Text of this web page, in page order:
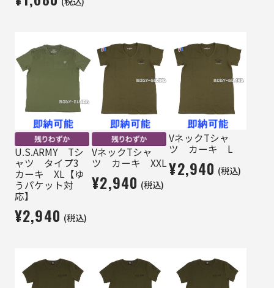
U.S.ARMY Tシ
ャツ タイプ3
カーキ XL【ゆ
うパケット対
応】
¥2,940 (税込)
VネックTシャ
ツ カーキ XXL
¥2,940 (税込)
VネックTシャ
ツ カーキ L
¥2,940 (税込)